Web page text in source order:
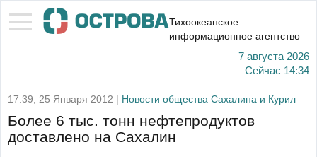
Тихоокеанское
информационное агентство
7 августа 2026
Сейчас 14:34
17:39, 25 Января 2012 | Новости общества Сахалина и Курил
Более 6 тыс. тонн нефтепродуктов
доставлено на Сахалин